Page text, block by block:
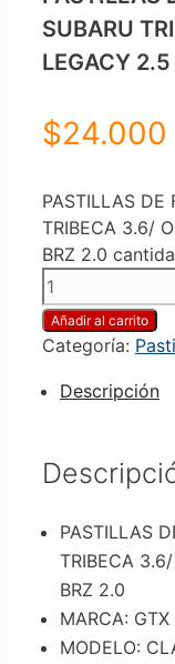
SUBARU
LEGACY
$24.000
PASTILLAS DE
TRIBECA 3.6/
BRZ 2.0
Añadir al carrito
Categoría:
Descripción
PASTILLAS
TRIBECA
BRZ 2.0
MARCA: GTX
MODELO: